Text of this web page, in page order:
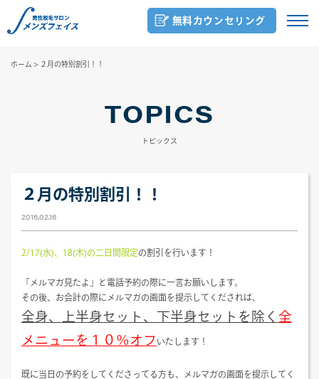
無料カウンセリング
ホーム > ２月の特別割引！！
TOPICS
トピックス
２月の特別割引！！
2016.02.16
2/17(水)、18(木)の二日間限定の割引を行います！
「メルマガ見たよ」と電話予約の際に一言お願いします。
その後、お会計の際にメルマガの画面を提示してくだされば、
全身、上半身セット、下半身セットを除く 全
メニューを１０％オフ いたします！
既に当日の予約をしてくださってる方も、メルマガの画面を提示してく